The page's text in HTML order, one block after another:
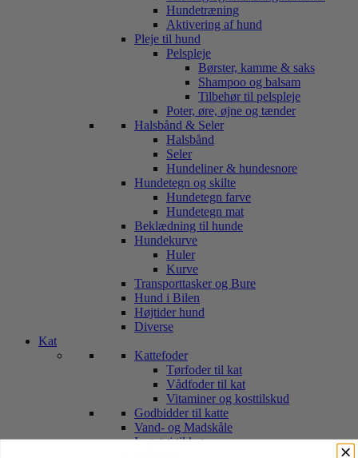
Hundetræning
Aktivering af hund
Pleje til hund
Pelspleje
Børster, kamme & saks
Shampoo og balsam
Tilbehør til pelspleje
Poter, øre, øjne og tænder
Halsbånd & Seler
Halsbånd
Seler
Hundeliner & hundesnore
Hundetegn og skilte
Hundetegn farve
Hundetegn mat
Beklædning til hunde
Hundekurve
Huler
Kurve
Transporttasker og Bure
Hund i Bilen
Højtider hund
Diverse
Kat
Kattefoder
Tørfoder til kat
Vådfoder til kat
Vitaminer og kosttilskud
Godbidder til katte
Vand- og Madskåle
Legetøj til kat